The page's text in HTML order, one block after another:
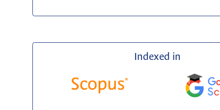
Indexed in